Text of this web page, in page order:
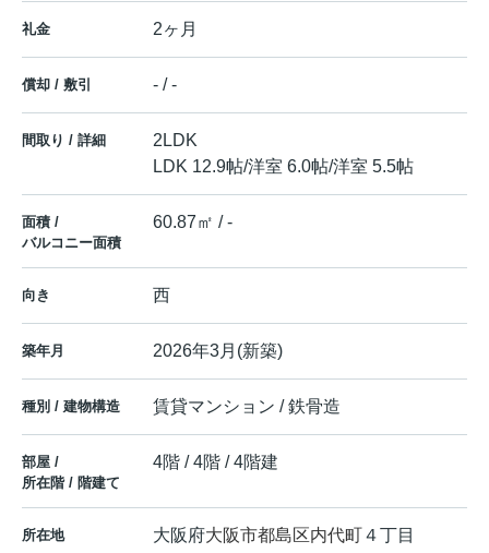
礼金 2ヶ月
償却 / 敷引 - / -
間取り / 詳細
2LDK
LDK 12.9帖/洋室 6.0帖/洋室 5.5帖
面積 /
バルコニー面積
60.87㎡ / -
向き 西
築年月 2026年3月(新築)
種別 / 建物構造 賃貸マンション / 鉄骨造
部屋 /
所在階 / 階建て
4階 / 4階 / 4階建
所在地 大阪府大阪市都島区内代町４丁目